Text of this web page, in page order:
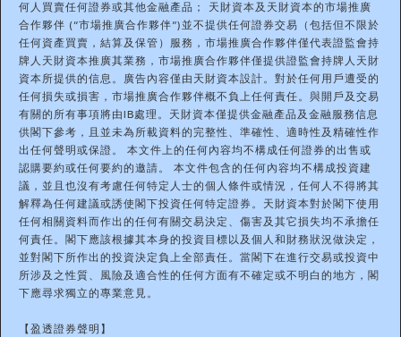
何人買賣任何證券或其他金融產品； 天財資本及天財資本的市場推廣
合作夥伴 (“市場推廣合作夥伴”)並不提供任何證券交易（包括但不限於
任何資產買賣，結算及保管）服務，市場推廣合作夥伴僅代表證監會持
牌人天財資本推廣其業務，市場推廣合作夥伴僅提供證監會持牌人天財
資本所提供的信息。廣告內容僅由天財資本設計。對於任何用戶遭受的
任何損失或損害，市場推廣合作夥伴概不負上任何責任。與開戶及交易
有關的所有事項將由IB處理。天財資本僅提供金融產品及金融服務信息
供閣下參考，且並未為所載資料的完整性、準確性、適時性及精確性作
出任何聲明或保證。 本文件上的任何內容均不構成任何證券的出售或
認購要約或任何要約的邀請。 本文件包含的任何內容均不構成投資建
議，並且也沒有考慮任何特定人士的個人條件或情況，任何人不得將其
解釋為任何建議或誘使閣下投資任何特定證券。天財資本對於閣下使用
任何相關資料而作出的任何有關交易決定、傷害及其它損失均不承擔任
何責任。閣下應該根據其本身的投資目標以及個人和財務狀況做決定，
並對閣下所作出的投資決定負上全部責任。當閣下在進行交易或投資中
所涉及之性質、風險及適合性的任何方面有不確定或不明白的地方，閣
下應尋求獨立的專業意見。
【盈透證券聲明】